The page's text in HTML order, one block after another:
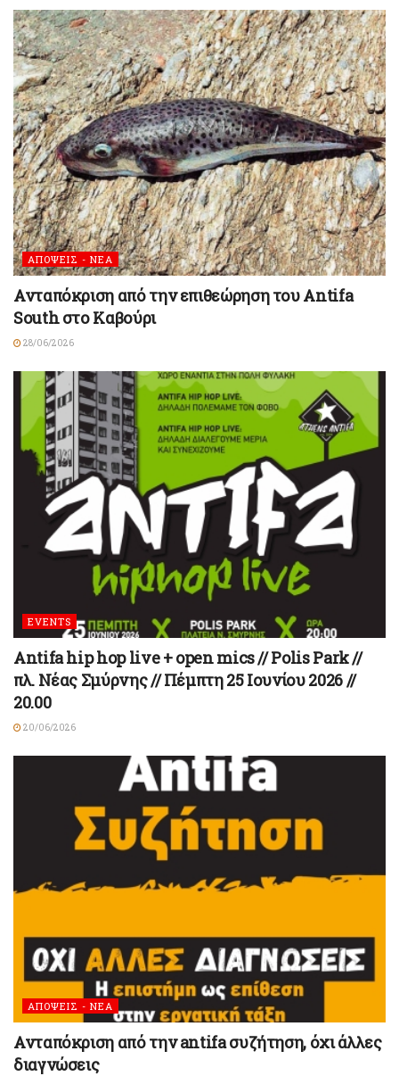
ΑΠΟΨΕΙΣ - ΝΕΑ
Ανταπόκριση από την επιθεώρηση του Antifa
South στο Καβούρι
28/06/2026
EVENTS
Antifa hip hop live + open mics // Polis Park //
πλ. Νέας Σμύρνης // Πέμπτη 25 Ιουνίου 2026 //
20.00
20/06/2026
ΑΠΟΨΕΙΣ - ΝΕΑ
Ανταπόκριση από την antifa συζήτηση, όχι άλλες
διαγνώσεις